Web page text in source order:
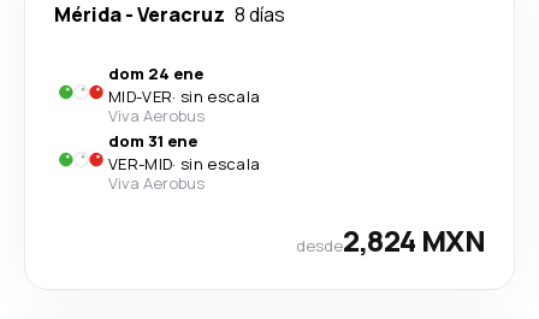
Mérida-Veracruz 8 días
dom 24 ene
MID-VER· sin escala
Viva Aerobus
dom 31 ene
VER-MID· sin escala
Viva Aerobus
desde2,824 MXN